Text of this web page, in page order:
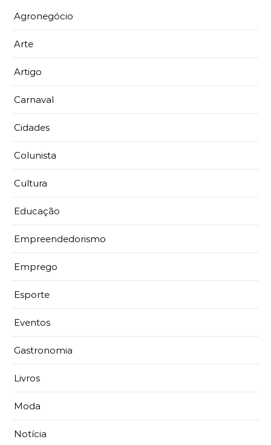
Agronegócio
Arte
Artigo
Carnaval
Cidades
Colunista
Cultura
Educação
Empreendedorismo
Emprego
Esporte
Eventos
Gastronomia
Livros
Moda
Notícia